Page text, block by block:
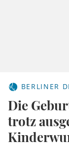
BERLINER
Die
trotz